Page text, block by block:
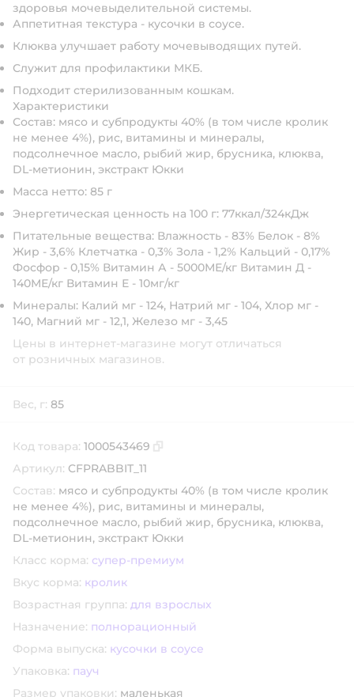
здоровья мочевыделительной системы.
Аппетитная текстура - кусочки в соусе.
Клюква улучшает работу мочевыводящих путей.
Служит для профилактики МКБ.
Подходит стерилизованным кошкам.
Характеристики
Состав: мясо и субпродукты 40% (в том числе кролик
не менее 4%), рис, витамины и минералы,
подсолнечное масло, рыбий жир, брусника, клюква,
DL-метионин, экстракт Юкки
Масса нетто: 85 г
Энергетическая ценность на 100 г: 77ккал/324кДж
Питательные вещества: Влажность - 83% Белок - 8%
Жир - 3,6% Клетчатка - 0,3% Зола - 1,2% Кальций - 0,17%
Фосфор - 0,15% Витамин А - 5000МЕ/кг Витамин Д -
140МЕ/кг Витамин Е - 10мг/кг
Минералы: Калий мг - 124, Натрий мг - 104, Хлор мг -
140, Магний мг - 12,1, Железо мг - 3,45
Цены в интернет-магазине могут отличаться
от розничных магазинов.
Вес, г: 85
Код товара: 1000543469
Артикул: CFPRABBIT_11
Состав: мясо и субпродукты 40% (в том числе кролик
не менее 4%), рис, витамины и минералы,
подсолнечное масло, рыбий жир, брусника, клюква,
DL-метионин, экстракт Юкки
Класс корма: супер-премиум
Вкус корма: кролик
Возрастная группа: для взрослых
Назначение: полнорационный
Форма выпуска: кусочки в соусе
Упаковка: пауч
Размер упаковки: маленькая